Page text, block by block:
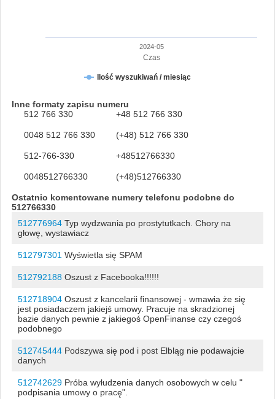
Czas
Ilość wyszukiwań / miesiąc
2024-05
Inne formaty zapisu numeru
512 766 330
+48 512 766 330
0048 512 766 330 (+48) 512 766 330
512-766-330 +48512766330
0048512766330 (+48)512766330
Ostatnio komentowane numery telefonu podobne do
512766330
512776964Typ wydzwania po prostytutkach. Chory na
głowę, wystawiacz
512797301 Wyświetla się SPAM
512792188Oszust z Facebooka!!!!!!
512718904Oszust z kancelarii finansowej - wmawia że się
jest posiadaczem jakiejś umowy. Pracuje na skradzionej
bazie danych pewnie z jakiegoś OpenFinanse czy czegoś
podobnego
512745444Podszywa się pod i post Elbląg nie podawajcie
danych
512742629Próba wyłudzenia danych osobowych w celu "
podpisania umowy o pracę".